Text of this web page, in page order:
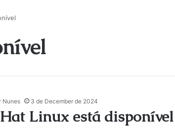
Nunes 3 de December de 2024
Linux está